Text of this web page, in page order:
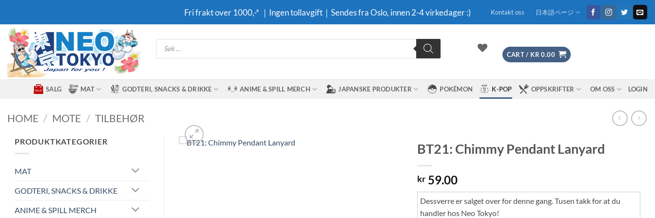
content
Fri frakt over 1000,-* ｜Ingen tollavgift｜Sendes fra Oslo, innen 2-4 virkedager :) Kontakt oss 日本語ページ
Products
search
CART / KR 0.00
SALG MAT GODTERI, SNACKS & DRIKKE ANIME & SPILL MERCH JAPANSKE PRODUKTER POKÉMON K-POP OPPSKRIFTER OM OSS LOGIN
HOME / MOTE / TILBEHØR
PRODUKTKATEGORIER
MAT
GODTERI, SNACKS & DRIKKE
ANIME & SPILL MERCH
BT21: Chimmy Pendant Lanyard
kr59.00
Dessverre er salget over for denne gang. Tusen takk for at du
handler hos Neo Tokyo!